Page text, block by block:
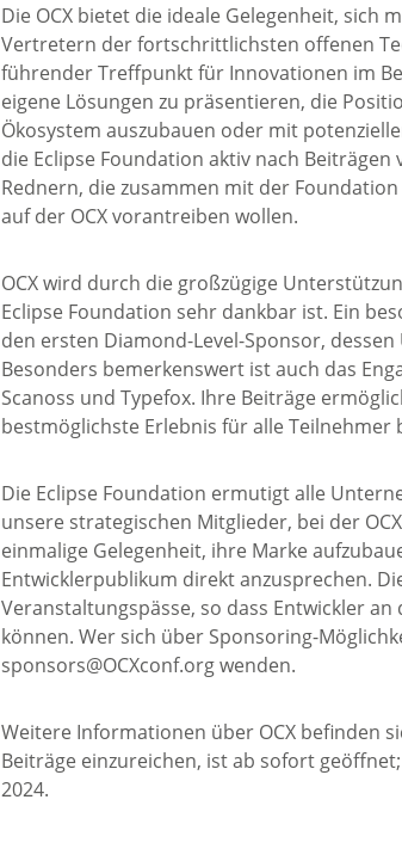
Die OCX bietet die ideale Gelegenheit, sich
Vertretern der fortschrittlichsten offenen
führender Treffpunkt für Innovationen im
eigene Lösungen zu präsentieren, die
Ökosystem auszubauen oder mit
die Eclipse Foundation aktiv nach
Rednern, die zusammen mit der
auf der OCX vorantreiben wollen.
OCX wird durch die großzügige
Eclipse Foundation sehr dankbar ist. Ein
den ersten Diamond-Level-Sponsor,
Besonders bemerkenswert ist auch das
Scanoss und Typefox. Ihre Beiträge
bestmöglichste Erlebnis für alle Teilnehmer
Die Eclipse Foundation ermutigt alle
unsere strategischen Mitglieder, bei der
einmalige Gelegenheit, ihre Marke
Entwicklerpublikum direkt anzusprechen.
Veranstaltungspässe, so dass Entwickler
können. Wer sich über Sponsoring-
sponsors@OCXconf.org wenden.
Weitere Informationen über OCX befinden
Beiträge einzureichen, ist ab sofort
2024.